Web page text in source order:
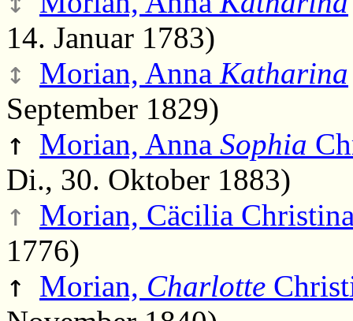
14. Januar 1783)
↕ Morian, Anna Katharina
September 1829)
↑ Morian, Anna Sophia
Di., 30. Oktober 1883)
↑ Morian, Cäcilia
1776)
↑ Morian, Charlotte